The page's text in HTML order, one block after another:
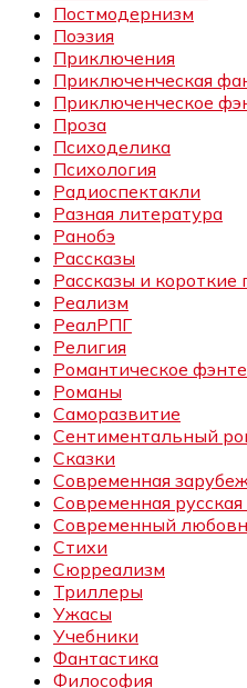
Постмодернизм
Поэзия
Приключения
Приключенческая
Приключенческое
Проза
Психоделика
Психология
Радиоспектакли
Разная литература
Ранобэ
Рассказы
Рассказы и короткие
Реализм
РеалРПГ
Религия
Романтическое
Романы
Саморазвитие
Сентиментальный
Сказки
Современная
Современная
Современный
Стихи
Сюрреализм
Триллеры
Ужасы
Учебники
Фантастика
Философия